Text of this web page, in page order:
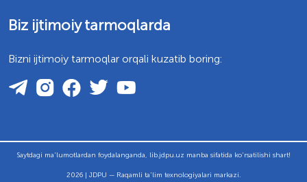
Biz ijtimoiy tarmoqlarda
Bizni ijtimoiy tarmoqlar orqali kuzatib boring:
Saytdagi ma'lumotlardan foydalanganda, lib.jdpu.uz manba sifatida ko'rsatilishi shart!
2026 | JDPU — Raqamli ta'lim texnologiyalari markazi.